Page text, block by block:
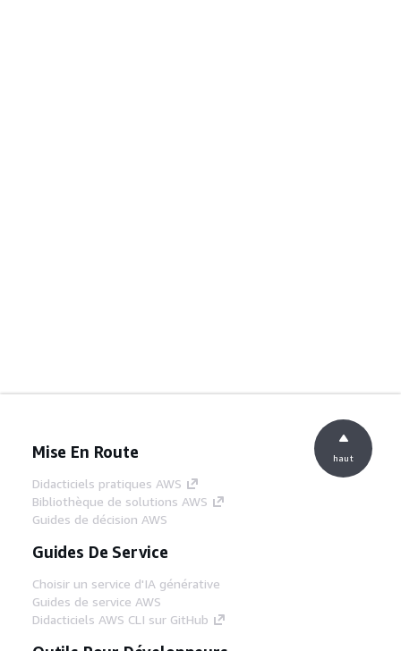
Mise En Route
Didacticiels pratiques AWS
Bibliothèque de solutions AWS
Guides de décision AWS
Guides De Service
Choisir un service d'IA générative
Guides de service AWS
Didacticiels AWS CLI sur GitHub
haut